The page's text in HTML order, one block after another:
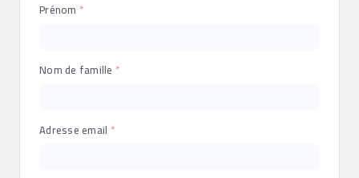
Prénom
Nom de famille
Adresse email